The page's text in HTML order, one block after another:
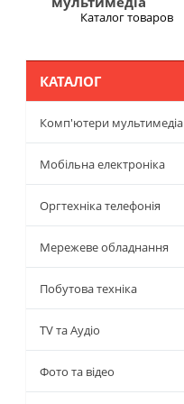
Каталог товаров
КАТАЛОГ
Комп'ютери мультимедіа
Мобільна електроніка
Оргтехніка телефонія
Мережеве обладнання
Побутова техніка
TV та Аудіо
Фото та відео